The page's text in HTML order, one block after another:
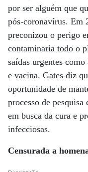
por ser alguém que
pós-coronavírus. Em
preconizou o perigo
contaminaria todo o
saídas urgentes
e vacina. Gates diz
oportunidade de
processo de
em busca da cura e
infecciosas.
Censurada a